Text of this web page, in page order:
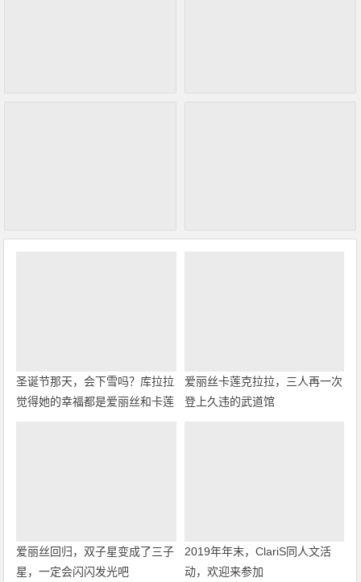
圣诞节那天，会下雪吗？库拉拉
觉得她的幸福都是爱丽丝和卡莲
爱丽丝卡莲克拉拉，三人再一次
登上久违的武道馆
爱丽丝回归，双子星变成了三子
星，一定会闪闪发光吧
2019年年末，ClariS同人文活
动，欢迎来参加